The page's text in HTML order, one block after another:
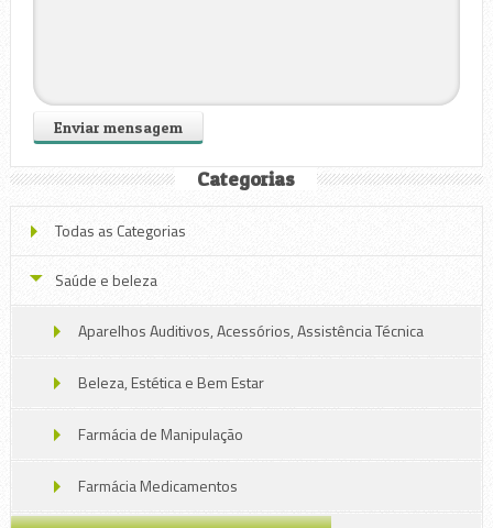
Categorias
Todas as Categorias
Saúde e beleza
Aparelhos Auditivos, Acessórios, Assistência Técnica
Beleza, Estética e Bem Estar
Farmácia de Manipulação
Farmácia Medicamentos